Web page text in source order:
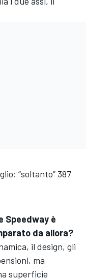
“soltanto” 387
Speedway è
da allora?
il design, gli
ma
superficie